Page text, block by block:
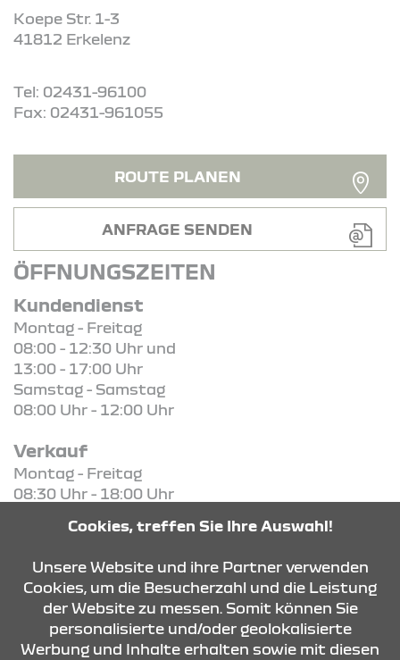
Koepe Str. 1-3
41812 Erkelenz
Tel: 02431-96100
Fax: 02431-961055
ROUTE PLANEN
ANFRAGE SENDEN
ÖFFNUNGSZEITEN
Kundendienst
Montag - Freitag
08:00 - 12:30 Uhr und
13:00 - 17:00 Uhr
Samstag - Samstag
08:00 Uhr - 12:00 Uhr
Verkauf
Montag - Freitag
08:30 Uhr - 18:00 Uhr
08:30 Uhr - 13:00 Uhr
KONTAKT & ANFAHRT
Cookies, treffen Sie Ihre Auswahl!
Unsere Website und ihre Partner verwenden
Cookies, um die Besucherzahl und die Leistung
der Website zu messen. Somit können Sie
personalisierte und/oder geolokalisierte
Werbung und Inhalte erhalten sowie mit diesen